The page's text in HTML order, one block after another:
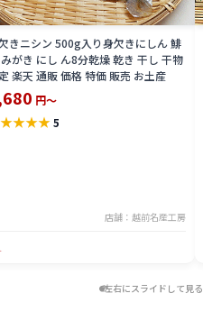
きニシン 500g入り身欠きにしん 鯡
がき にし ん8分乾燥 乾き 干し 干物
楽天 通販 価格 特価 販売 お土産
円～
★★★★5
店舗：越前名産工房
左右にスライドして見る